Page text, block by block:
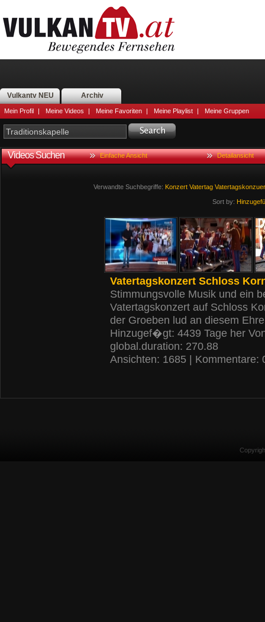
Vulkantv NEU Archiv
Mein Profil | Meine Videos | Meine Favoriten | Meine Playlist | Meine Gruppen
Videos Suchen Einfache Ansicht Detailansicht
Verwandte Suchbegriffe: Konzert Vatertag
Sort by:
Vatertagskonzert Schloss
Stimmungsvolle Musik und ein
Vatertagskonzert auf Schloss
der Groeben lud an diesem
Hinzugef�gt: 4439 Tage her
global.duration: 270.88
Ansichten: 1685 | Kommentare: